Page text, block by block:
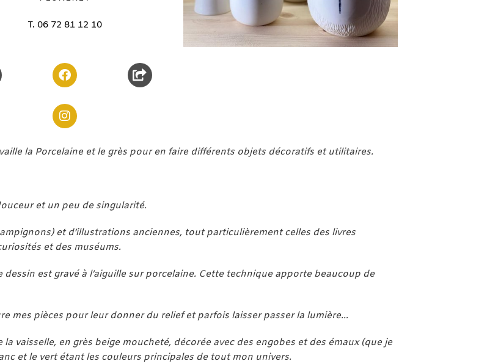
T. 06 72 81 12 10
la Porcelaine et le grès pour en faire différents objets décoratifs et utilitaires.
et un peu de singularité.
et d’illustrations anciennes, tout particulièrement celles des livres
et des muséums.
est gravé à l’aiguille sur porcelaine. Cette technique apporte beaucoup de
mes pièces pour leur donner du relief et parfois laisser passer la lumière…
vaisselle, en grès beige moucheté, décorée avec des engobes et des émaux (que je
et le vert étant les couleurs principales de tout mon univers.